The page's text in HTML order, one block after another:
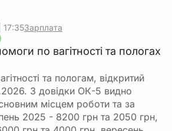
17:35Зарплата
по вагітності та пологах
та пологам, відкритий
З довідки ОК-5 видно
місцем роботи та за
2025 - 8200 грн та 2050 грн,